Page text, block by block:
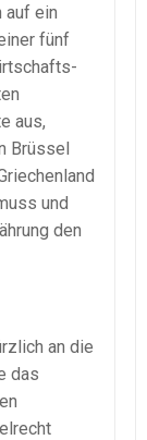
auf ein
fünf
aus,
Brüssel
und
den
an die
das